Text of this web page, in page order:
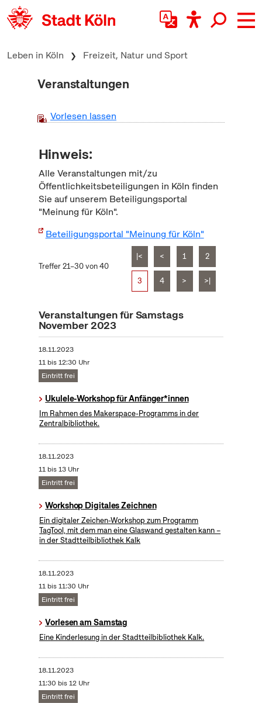
zum Inhalt springen
Leben in Köln Freizeit, Natur und Sport
Veranstaltungen
Vorlesen lassen
Hinweis:
Alle Veranstaltungen mit/zu
Öffentlichkeitsbeteiligungen in Köln finden
Sie auf unserem Beteiligungsportal
"Meinung für Köln".
Beteiligungsportal "Meinung für Köln"
Treffer 21–30 von 40
|< < 1 2
3 4 > >|
Veranstaltungen für Samstags
November 2023
18.11.2023
11 bis 12:30 Uhr
Eintritt frei
Ukulele-Workshop für Anfänger*innen
Im Rahmen des Makerspace-Programms in der
Zentralbibliothek.
18.11.2023
11 bis 13 Uhr
Eintritt frei
Workshop Digitales Zeichnen
Ein digitaler Zeichen-Workshop zum Programm
TagTool, mit dem man eine Glaswand gestalten kann –
in der Stadtteilbibliothek Kalk
18.11.2023
11 bis 11:30 Uhr
Eintritt frei
Vorlesen am Samstag
Eine Kinderlesung in der Stadtteilbibliothek Kalk.
18.11.2023
11:30 bis 12 Uhr
Eintritt frei